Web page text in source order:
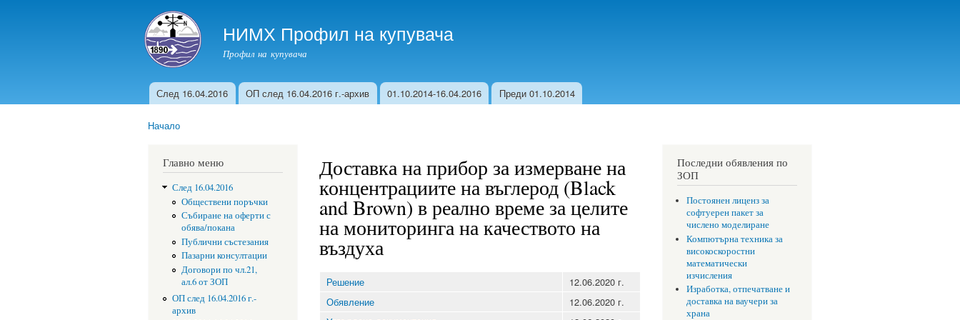
content
НИМХ Профил на купувача
Профил на купувача
Главно меню
След 16.04.2016 ОП след 16.04.2016 г.-архив 01.10.2014-16.04.2016 Преди 01.10.2014
Начало
Главно меню
След 16.04.2016
Обществени поръчки
Събиране на оферти с
обява/покана
Публични състезания
Пазарни консултации
Договори по чл.21,
ал.6 от ЗОП
ОП след 16.04.2016 г.-
архив
Доставка на прибор за измерване на
концентрациите на въглерод (Black
and Brown) в реално време за целите
на мониторинга на качеството на
въздуха
Решение
12.06.2020 г.
Обявление
12.06.2020 г.
Последни обявления по
ЗОП
Постоянен лиценз за
софтуерен пакет за
числено моделиране
Компютърна техника за
високоскоростни
математически
изчисления
Изработка, отпечатване и
доставка на ваучери за
храна